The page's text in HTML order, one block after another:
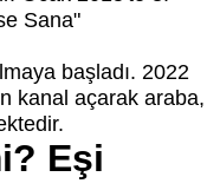
Sana"
başladı. 2022
kanal açarak araba,
Eşi